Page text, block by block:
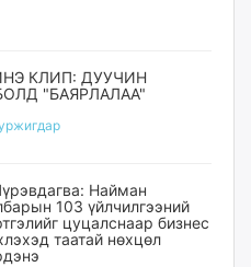
КЛИП: ДУУЧИН
"БАЯРЛАЛАА"
Найман
103 үйлчилгээний
цуцалснаар бизнес
таатай нөхцөл